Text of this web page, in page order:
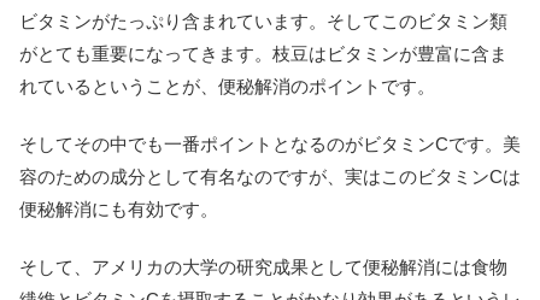
ビタミンがたっぷり含まれています。そしてこのビタミン類
がとても重要になってきます。枝豆はビタミンが豊富に含ま
れているということが、便秘解消のポイントです。
そしてその中でも一番ポイントとなるのがビタミンCです。美
容のための成分として有名なのですが、実はこのビタミンCは
便秘解消にも有効です。
そして、アメリカの大学の研究成果として便秘解消には食物